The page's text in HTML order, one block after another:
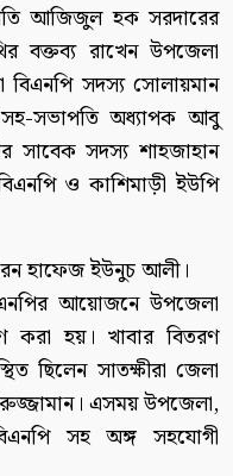
আজিজুল হক সরদারের
বক্তব্য রাখেন উপজেলা
সদস্য সোলায়মান
সভাপতি অধ্যাপক আবু
সাবেক সদস্য শাহজাহান
ও কাশিমাড়ী ইউপি
হাফেজ ইউনুচ আলী।
আয়োজনে উপজেলা
করা হয়। খাবার বিতরণ
ছিলেন সাতক্ষীরা জেলা
এসময় উপজেলা,
সহ অঙ্গ সহযোগী